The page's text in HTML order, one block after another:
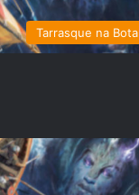
Tarrasque na Bota